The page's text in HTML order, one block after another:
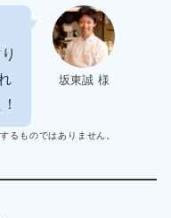
坂東誠 様
ありません。